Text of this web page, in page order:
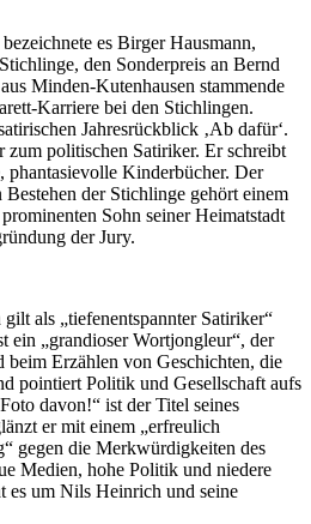
es Birger Hausmann,
den Sonderpreis an Bernd
Minden-Kutenhausen stammende
Karriere bei den Stichlingen.
Jahresrückblick ‚Ab dafür‘.
politischen Satiriker. Er schreibt
phantasievolle Kinderbücher. Der
der Stichlinge gehört einem
Sohn seiner Heimatstadt
der Jury.
als „tiefenentspannter Satiriker“
ein „grandioser Wortjongleur“, der
beim Erzählen von Geschichten, die
pointiert Politik und Gesellschaft aufs
davon!“ ist der Titel seines
er mit einem „erfreulich
gegen die Merkwürdigkeiten des
Medien, hohe Politik und niedere
es um Nils Heinrich und seine